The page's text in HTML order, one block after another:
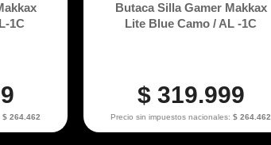
1C
$ 264.462
Butaca Silla Gamer Makkax
Lite Blue Camo / AL -1C
$ 319.999
Precio sin impuestos nacionales: $ 264.462